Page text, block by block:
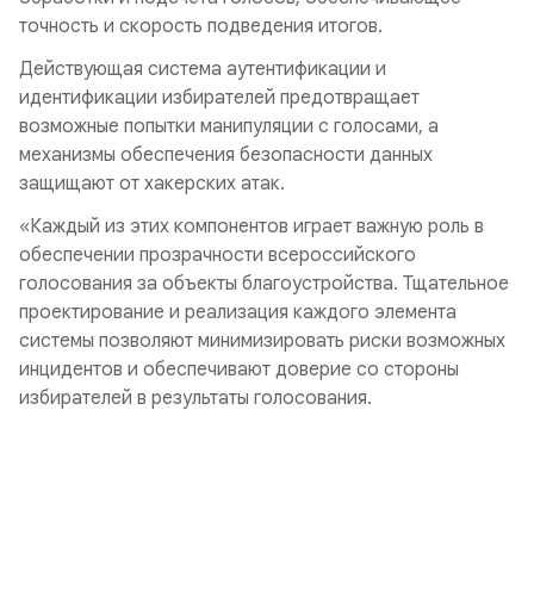
точность и скорость подведения итогов.
Действующая система аутентификации и
идентификации избирателей предотвращает
возможные попытки манипуляции с голосами, а
механизмы обеспечения безопасности данных
защищают от хакерских атак.
«Каждый из этих компонентов играет важную роль в
обеспечении прозрачности всероссийского
голосования за объекты благоустройства. Тщательное
проектирование и реализация каждого элемента
системы позволяют минимизировать риски возможных
инцидентов и обеспечивают доверие со стороны
избирателей в результаты голосования.